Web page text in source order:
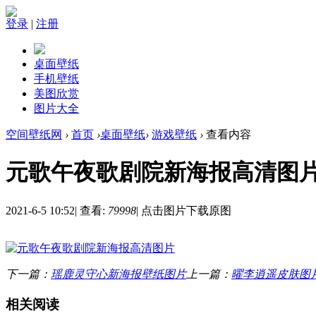
登录 | 注册
桌面壁纸
手机壁纸
美图欣赏
图片大全
空间壁纸网 › 首页 ›桌面壁纸› 游戏壁纸 › 查看内容
元歌午夜歌剧院新海报高清图
2021-6-5 10:52| 查看: 79998| 点击图片下载原图
下一篇： 瑶鹿灵守心新海报壁纸图片上一篇： 曜李逍遥皮肤图
相关阅读